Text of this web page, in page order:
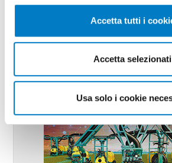
Accetta tutti i
Accetta selezionati
Usa solo i cookie